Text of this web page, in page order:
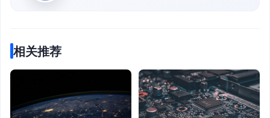
相关推荐